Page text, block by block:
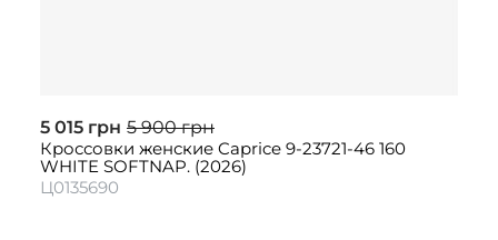
5 015 грн 5 900 грн
Кроссовки женские Caprice 9-23721-46 160
WHITE SOFTNAP. (2026)
Ц0135690